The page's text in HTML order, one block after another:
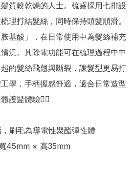
質較乾燥的人士。梳齒採用七排設
理打結髮絲，同時保持頭髮順滑。
基酸」，在日常使用中為髮絲補充
況。其除電功能可在梳理過程中中
的髮絲飛翹與斷裂，讓髮型更易打
學，手柄握感舒適，適合日常造型
護髮體驗👍🏻
刷毛為導電性聚酯彈性體
45mm × 高35mm